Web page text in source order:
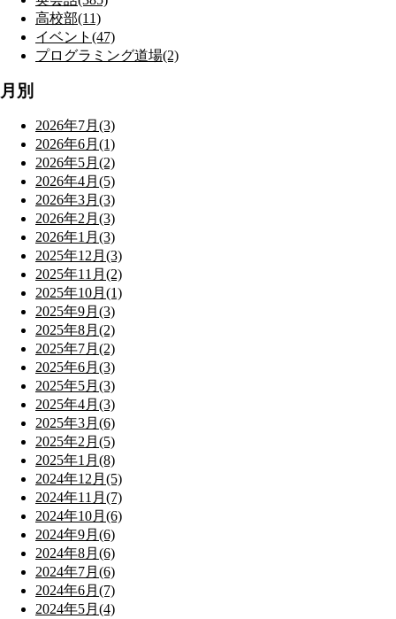
高校部(11)
イベント(47)
プログラミング道場(2)
月別
2026年7月(3)
2026年6月(1)
2026年5月(2)
2026年4月(5)
2026年3月(3)
2026年2月(3)
2026年1月(3)
2025年12月(3)
2025年11月(2)
2025年10月(1)
2025年9月(3)
2025年8月(2)
2025年7月(2)
2025年6月(3)
2025年5月(3)
2025年4月(3)
2025年3月(6)
2025年2月(5)
2025年1月(8)
2024年12月(5)
2024年11月(7)
2024年10月(6)
2024年9月(6)
2024年8月(6)
2024年7月(6)
2024年6月(7)
2024年5月(4)